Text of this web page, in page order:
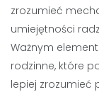
zrozumieć
umiejętności
Ważnym
rodzinne, które
lepiej zrozumieć